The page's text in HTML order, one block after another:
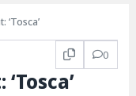
‘Tosca’
0